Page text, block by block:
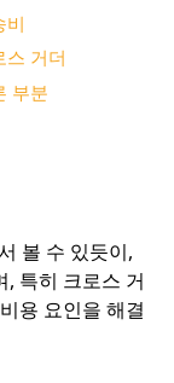
비
스 거더
부분
볼 수 있듯이,
특히 크로스 거
용 요인을 해결
포넌트 크레인
.